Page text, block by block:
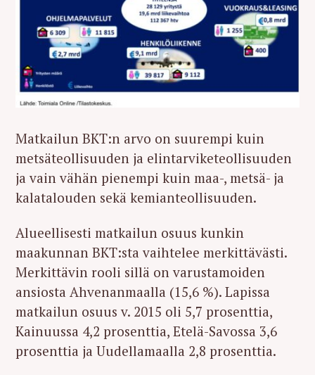
Matkailun BKT:n arvo on suurempi kuin
metsäteollisuuden ja elintarviketeollisuuden
ja vain vähän pienempi kuin maa-, metsä- ja
kalatalouden sekä kemianteollisuuden.
Alueellisesti matkailun osuus kunkin
maakunnan BKT:sta vaihtelee merkittävästi.
Merkittävin rooli sillä on varustamoiden
ansiosta Ahvenanmaalla (15,6 %). Lapissa
matkailun osuus v. 2015 oli 5,7 prosenttia,
Kainuussa 4,2 prosenttia, Etelä-Savossa 3,6
prosenttia ja Uudellamaalla 2,8 prosenttia.